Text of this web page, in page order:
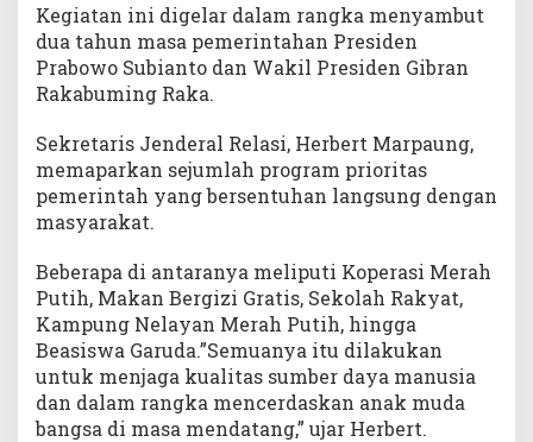
Kegiatan ini digelar dalam rangka menyambut
dua tahun masa pemerintahan Presiden
Prabowo Subianto dan Wakil Presiden Gibran
Rakabuming Raka.
Sekretaris Jenderal Relasi, Herbert Marpaung,
memaparkan sejumlah program prioritas
pemerintah yang bersentuhan langsung dengan
masyarakat.
Beberapa di antaranya meliputi Koperasi Merah
Putih, Makan Bergizi Gratis, Sekolah Rakyat,
Kampung Nelayan Merah Putih, hingga
Beasiswa Garuda.”Semuanya itu dilakukan
untuk menjaga kualitas sumber daya manusia
dan dalam rangka mencerdaskan anak muda
bangsa di masa mendatang,” ujar Herbert.